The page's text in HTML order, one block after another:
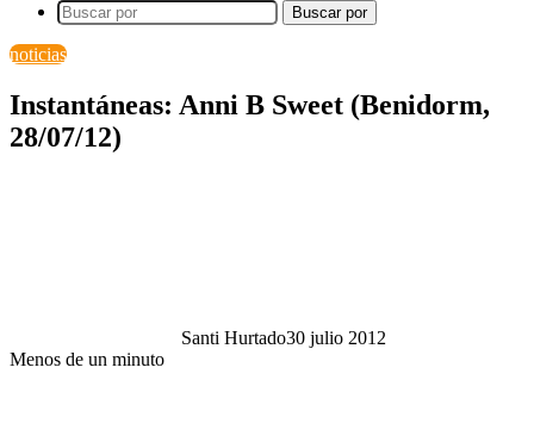
Buscar por
noticias
Instantáneas: Anni B Sweet (Benidorm,
28/07/12)
Santi Hurtado30 julio 2012
Menos de un minuto